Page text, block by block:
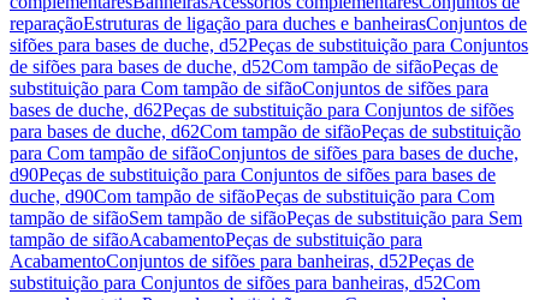
reparaçãoEstruturas de ligação para duches e banheirasConjuntos de
sifões para bases de duche, d52Peças de substituição para Conjuntos
de sifões para bases de duche, d52Com tampão de sifãoPeças de
substituição para Com tampão de sifãoConjuntos de sifões para
bases de duche, d62Peças de substituição para Conjuntos de sifões
para bases de duche, d62Com tampão de sifãoPeças de substituição
para Com tampão de sifãoConjuntos de sifões para bases de duche,
d90Peças de substituição para Conjuntos de sifões para bases de
duche, d90Com tampão de sifãoPeças de substituição para Com
tampão de sifãoSem tampão de sifãoPeças de substituição para Sem
tampão de sifãoAcabamentoPeças de substituição para
AcabamentoConjuntos de sifões para banheiras, d52Peças de
substituição para Conjuntos de sifões para banheiras, d52Com